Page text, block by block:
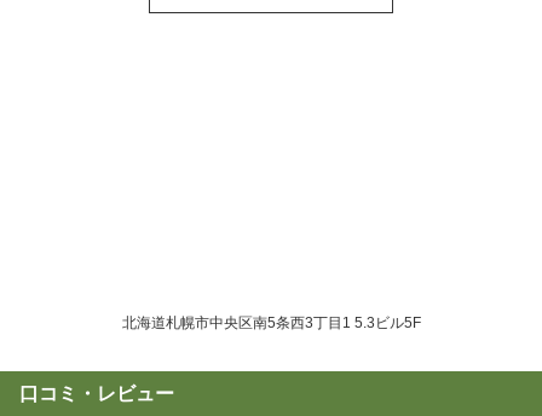
北海道札幌市中央区南5条西3丁目1 5.3ビル5F
口コミ・レビュー